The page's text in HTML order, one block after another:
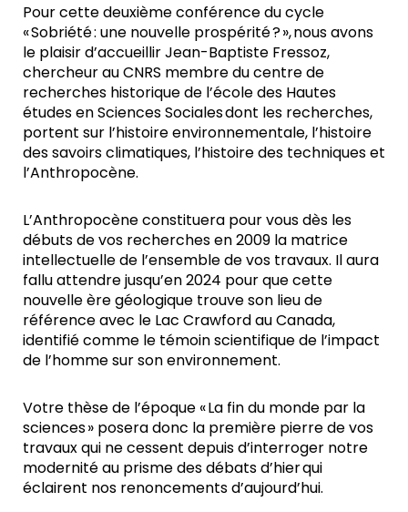
Pour cette deuxième conférence du cycle
« Sobriété : une nouvelle prospérité ? », nous avons
le plaisir d’accueillir Jean-Baptiste Fressoz,
chercheur au CNRS membre du centre de
recherches historique de l’école des Hautes
études en Sciences Sociales dont les recherches,
portent sur l’histoire environnementale, l’histoire
des savoirs climatiques, l’histoire des techniques et
l’Anthropocène.
L’Anthropocène constituera pour vous dès les
débuts de vos recherches en 2009 la matrice
intellectuelle de l’ensemble de vos travaux. Il aura
fallu attendre jusqu’en 2024 pour que cette
nouvelle ère géologique trouve son lieu de
référence avec le Lac Crawford au Canada,
identifié comme le témoin scientifique de l’impact
de l’homme sur son environnement.
Votre thèse de l’époque « La fin du monde par la
sciences » posera donc la première pierre de vos
travaux qui ne cessent depuis d’interroger notre
modernité au prisme des débats d’hier qui
éclairent nos renoncements d’aujourd’hui.